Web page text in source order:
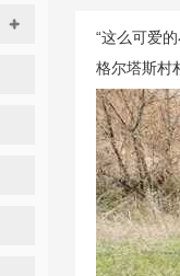
“这么可爱
格尔塔斯村